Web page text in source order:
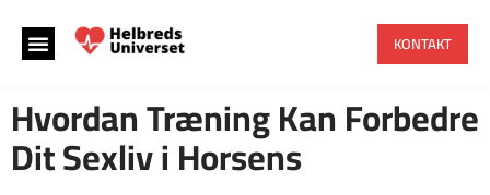
KONTAKT
Hvordan Træning Kan Forbedre
Dit Sexliv i Horsens